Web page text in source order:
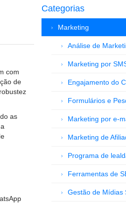
com
de
as
Categorias
Marketing
Análise de
Marketing por
Engajamento do
Formulários e
Marketing por e-
Marketing de
Programa de
Ferramentas de
Gestão de Mídias